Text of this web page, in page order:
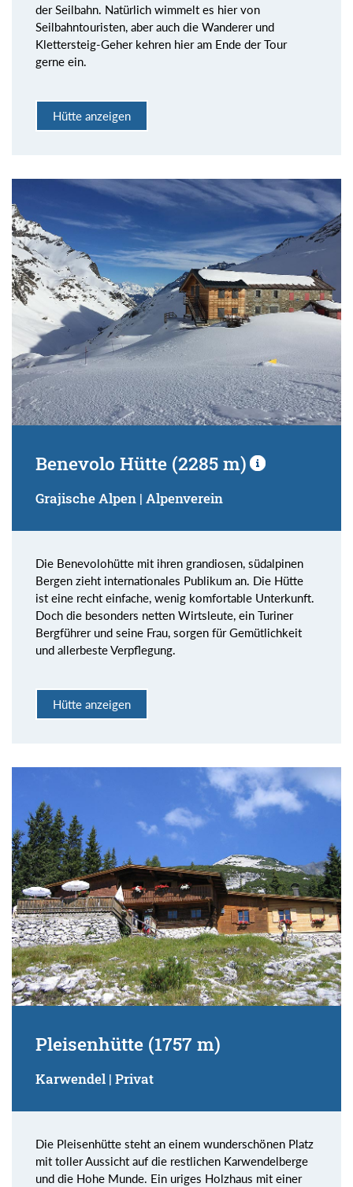
der Seilbahn. Natürlich wimmelt es hier von
Seilbahntouristen, aber auch die Wanderer und
Klettersteig-Geher kehren hier am Ende der Tour
gerne ein.
Hütte anzeigen
Benevolo Hütte (2285 m)
Grajische Alpen | Alpenverein
Die Benevolohütte mit ihren grandiosen, südalpinen
Bergen zieht internationales Publikum an. Die Hütte
ist eine recht einfache, wenig komfortable Unterkunft.
Doch die besonders netten Wirtsleute, ein Turiner
Bergführer und seine Frau, sorgen für Gemütlichkeit
und allerbeste Verpflegung.
Hütte anzeigen
Pleisenhütte (1757 m)
Karwendel | Privat
Die Pleisenhütte steht an einem wunderschönen Platz
mit toller Aussicht auf die restlichen Karwendelberge
und die Hohe Munde. Ein uriges Holzhaus mit einer